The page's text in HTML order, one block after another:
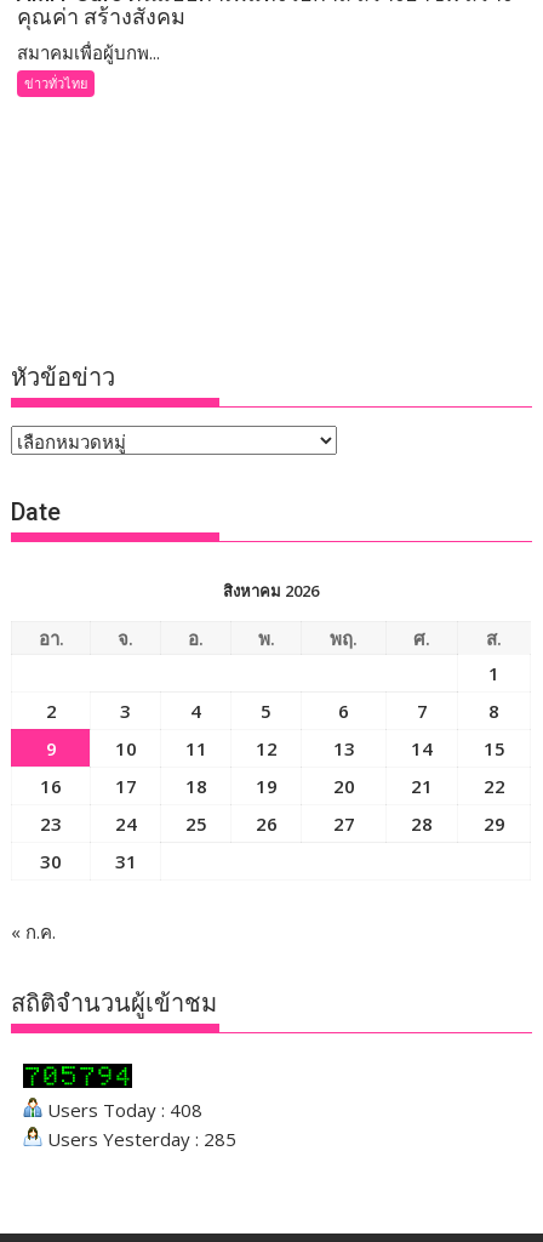
คุณค่า สร้างสังคม
สมาคมเพื่อผู้บกพ...
ข่าวทั่วไทย
หัวข้อข่าว
หัวข้อ
Date
สิงหาคม 2026
อา. จ. อ. พ. พฤ. ศ.
ส.
1
2
3 4 5 6 7
8
9
10 11 12 13 14
15
16
17 18 19 20 21
22
23
24 25 26 27 28
29
30
31
« ก.ค.
สถิติจำนวนผู้เข้าชม
Users Today : 408
Users Yesterday : 285